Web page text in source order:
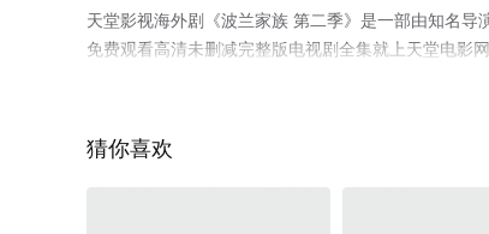
天堂影视海外剧《波兰家族 第二季》是一部由知名
免费观看高清未删减完整版电视剧全集就上天堂电影
。
猜你喜欢